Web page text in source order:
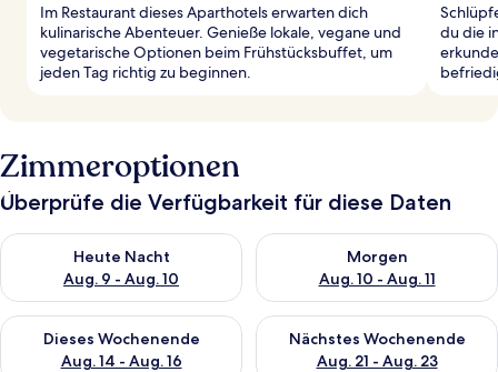
Im Restaurant dieses Aparthotels erwarten dich
kulinarische Abenteuer. Genieße lokale, vegane und
vegetarische Optionen beim Frühstücksbuffet, um
jeden Tag richtig zu beginnen.
du die
Zimmeroptionen
Überprüfe die Verfügbarkeit für diese Daten
Heute Nacht
Aug. 9 - Aug. 10
Überprüfe die Verfügbarkeit für heute Nacht, Aug. 9 - Aug.
Morgen
Aug. 10 - Aug. 11
Überprüfe die Verfügbarkeit
Dieses Wochenende
Aug. 14 - Aug. 16
Überprüfe die Verfügbarkeit für dieses Wochenende, Aug. 14
Nächstes Wochenende
Aug. 21 - Aug. 23
Überprüfe die Verfügbarkeit